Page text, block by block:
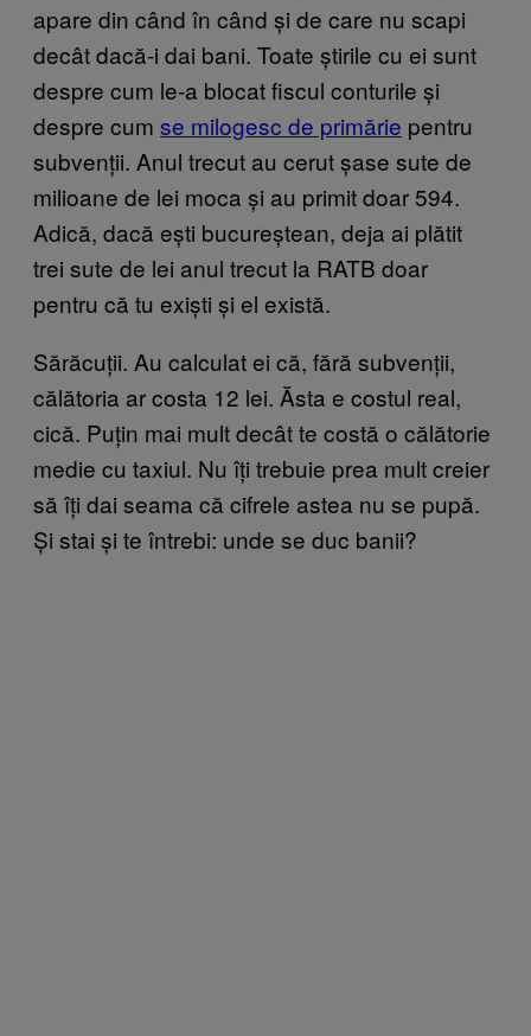
apare din când în când și de care nu scapi
decât dacă-i dai bani. Toate știrile cu ei sunt
despre cum le-a blocat fiscul conturile și
despre cum se milogesc de primărie pentru
subvenții. Anul trecut au cerut șase sute de
milioane de lei moca și au primit doar 594.
Adică, dacă ești bucureștean, deja ai plătit
trei sute de lei anul trecut la RATB doar
pentru că tu exiști și el există.
Sărăcuții. Au calculat ei că, fără subvenții,
călătoria ar costa 12 lei. Ăsta e costul real,
cică. Puțin mai mult decât te costă o călătorie
medie cu taxiul. Nu îți trebuie prea mult creier
să îți dai seama că cifrele astea nu se pupă.
Și stai și te întrebi: unde se duc banii?